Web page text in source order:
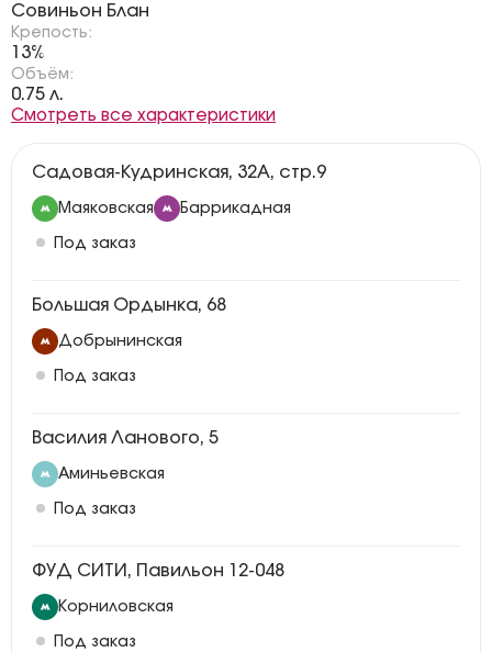
Совиньон Блан
Крепость:
13%
Объём:
0.75 л.
Смотреть все характеристики
Садовая-Кудринская, 32А, стр.9
Маяковская Баррикадная
Под заказ
Большая Ордынка, 68
Добрынинская
Под заказ
Василия Ланового, 5
Аминьевская
Под заказ
ФУД СИТИ, Павильон 12-048
Корниловская
Под заказ